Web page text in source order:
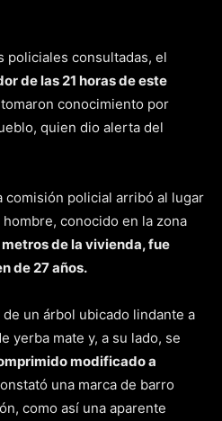
policiales consultadas, el
de las 21 horas de este
conocimiento por
quien dio alerta del
comisión policial arribó al lugar
conocido en la zona
de la vivienda, fue
de 27 años.
un árbol ubicado lindante a
yerba mate y, a su lado, se
modificado a
una marca de barro
como así una aparente